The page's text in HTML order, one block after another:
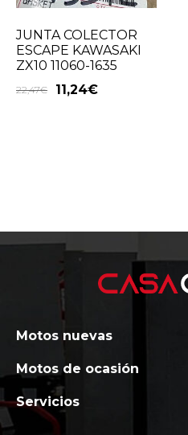
JUNTA COLECTOR
ESCAPE KAWASAKI
ZX10 11060-1635
22,47€ 11,24€
Motos nuevas
Motos de ocasión
Servicios